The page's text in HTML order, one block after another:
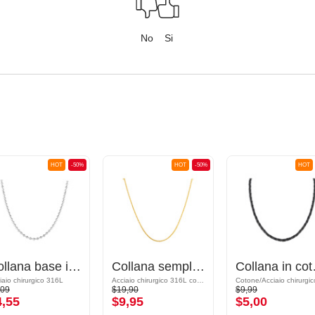
No Si
-50%
HOT
Collana base in acciaio chirurgico
chirurgico 316L
-50%
HOT
Collana semplice placcata in oro
$19,90
$9,95
HOT
$9,99
$5,00